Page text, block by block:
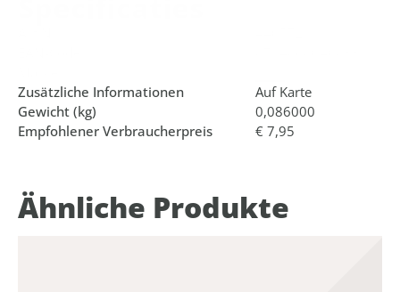
Zusätzliche Informationen
Auf Karte
Gewicht (kg)
0,086000
Empfohlener Verbraucherpreis
€ 7,95
Ähnliche Produkte